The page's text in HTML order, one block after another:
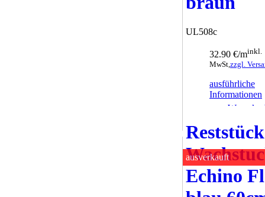
UL508c
32.90 €/minkl.
MwSt, zzgl.
ausführliche
Informationen
zum
ausverkauft
Reststück
Echino